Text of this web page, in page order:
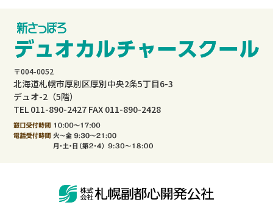
〒004-0052
北海道札幌市厚別区厚別中央2条5丁目6-3
デュオ-2（5階）
TEL 011-890-2427 FAX 011-890-2428